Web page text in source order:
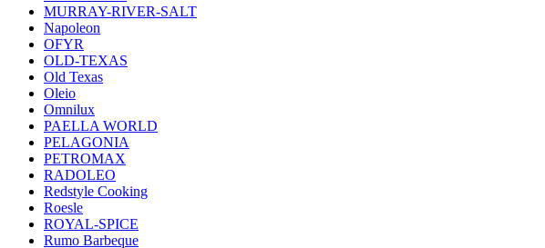
MURRAY-RIVER-SALT
Napoleon
OFYR
OLD-TEXAS
Old Texas
Oleio
Omnilux
PAELLA WORLD
PELAGONIA
PETROMAX
RADOLEO
Redstyle Cooking
Roesle
ROYAL-SPICE
Rumo Barbeque